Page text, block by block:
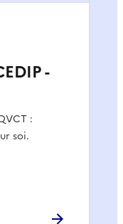
-
:
soi.